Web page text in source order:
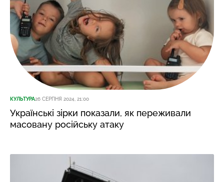
КУЛЬТУРА26 СЕРПНЯ 2024, 21:00
Українські зірки показали, як переживали
масовану російську атаку